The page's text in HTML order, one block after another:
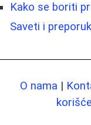
Kako se boriti
Saveti i
O nama |